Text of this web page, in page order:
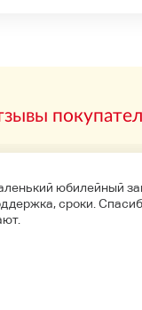
юбилейный
сроки.